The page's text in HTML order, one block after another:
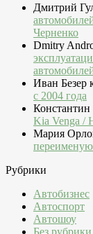
Дмитрий
Черненко
Dmitry
Иван Безер
c 2004 года
Константин
Kia Venga /
Мария
Рубрики
Автобизнес
Автоспорт
Автошоу
Без рубрики